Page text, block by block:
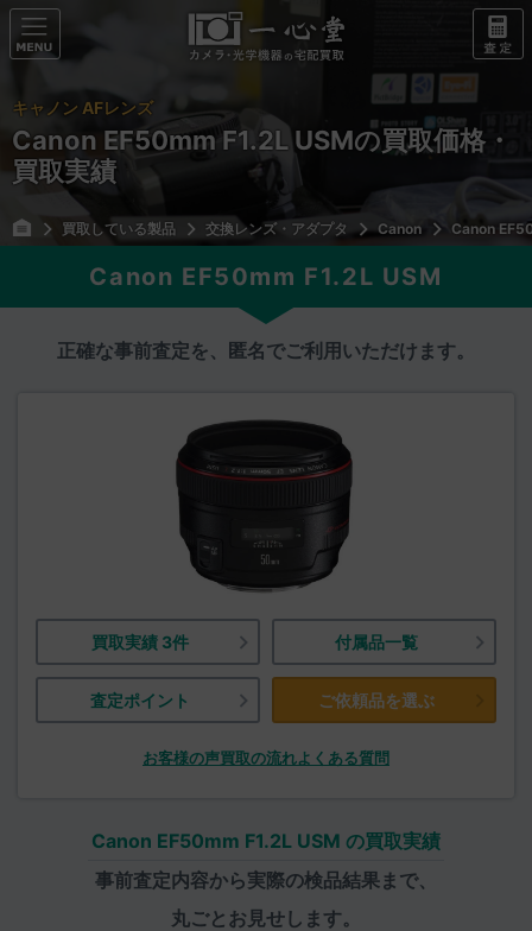
キャノン AFレンズ
Canon EF50mm F1.2L USMの買取価格・
買取実績
買取している製品 交換レンズ・アダプタ Canon Canon
Canon EF50mm F1.2L USM
正確な事前査定を、匿名でご利用いただけます。
買取実績 3件 付属品一覧
査定ポイント ご依頼品を選ぶ
お客様の声買取の流れよくある質問
Canon EF50mm F1.2L USM の買取実績
事前査定内容から実際の検品結果まで、
丸ごとお見せします。